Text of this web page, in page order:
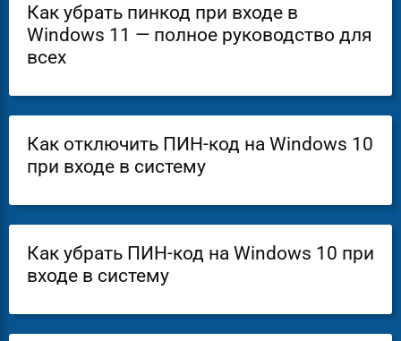
Как убрать пинкод при входе в
Windows 11 — полное руководство для
всех
Как отключить ПИН-код на Windows 10
при входе в систему
Как убрать ПИН-код на Windows 10 при
входе в систему